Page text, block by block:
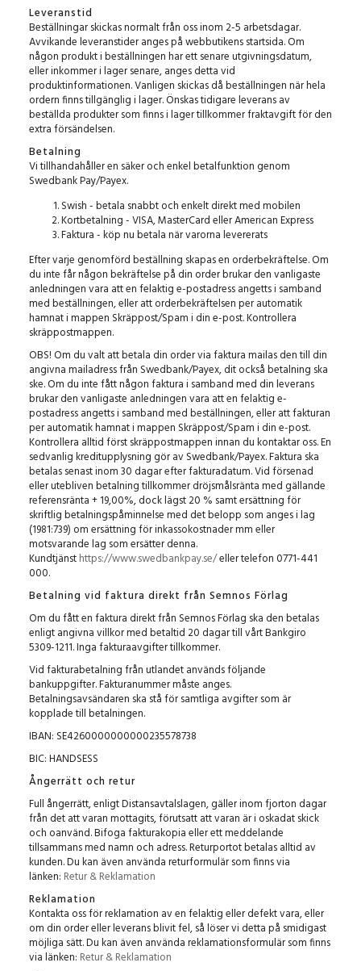
Leveranstid
Beställningar skickas normalt från oss inom 2-5 arbetsdagar.
Avvikande leveranstider anges på webbutikens startsida. Om
någon produkt i beställningen har ett senare utgivningsdatum,
eller inkommer i lager senare, anges detta vid
produktinformationen. Vanligen skickas då beställningen när hela
ordern finns tillgänglig i lager. Önskas tidigare leverans av
beställda produkter som finns i lager tillkommer fraktavgift för den
extra försändelsen.
Betalning
Vi tillhandahåller en säker och enkel betalfunktion genom
Swedbank Pay/Payex.
Swish - betala snabbt och enkelt direkt med mobilen
Kortbetalning - VISA, MasterCard eller American Express
Faktura - köp nu betala när varorna levererats
Efter varje genomförd beställning skapas en orderbekräftelse. Om
du inte får någon bekräftelse på din order brukar den vanligaste
anledningen vara att en felaktig e-postadress angetts i samband
med beställningen, eller att orderbekräftelsen per automatik
hamnat i mappen Skräppost/Spam i din e-post. Kontrollera
skräppostmappen.
OBS! Om du valt att betala din order via faktura mailas den till din
angivna mailadress från Swedbank/Payex, dit också betalning ska
ske. Om du inte fått någon faktura i samband med din leverans
brukar den vanligaste anledningen vara att en felaktig e-
postadress angetts i samband med beställningen, eller att fakturan
per automatik hamnat i mappen Skräppost/Spam i din e-post.
Kontrollera alltid först skräppostmappen innan du kontaktar oss. En
sedvanlig kreditupplysning gör av Swedbank/Payex. Faktura ska
betalas senast inom 30 dagar efter fakturadatum. Vid försenad
eller utebliven betalning tillkommer dröjsmålsränta med gällande
referensränta + 19,00%, dock lägst 20 % samt ersättning för
skriftlig betalningspåminnelse med det belopp som anges i lag
(1981:739) om ersättning för inkassokostnader mm eller
motsvarande lag som ersätter denna.
Kundtjänsthttps://www.swedbankpay.se/eller telefon 0771-441
000.
Betalning vid faktura direkt från Semnos Förlag
Om du fått en faktura direkt från Semnos Förlag ska den betalas
enligt angivna villkor med betaltid 20 dagar till vårt Bankgiro
5309-1211. Inga fakturaavgifter tillkommer.
Vid fakturabetalning från utlandet användsföljande
bankuppgifter.Fakturanummer måste anges.
Betalningsavsändaren ska stå för samtliga avgifter som är
kopplade till betalningen.
IBAN: SE4260000000000235578738
BIC: HANDSESS
Ångerrätt och retur
Full ångerrätt, enligt Distansavtalslagen, gäller inom fjorton dagar
från det att varan mottagits, förutsatt att varan är i oskadat skick
och oanvänd. Bifoga fakturakopia eller ett meddelande
tillsammans med namn och adress. Returportot betalas alltid av
kunden. Du kan även använda returformulär som finns via
länken: Retur & Reklamation
Reklamation
Kontakta oss för reklamation av en felaktig eller defekt vara, eller
om din order eller leverans blivit fel, så löser vi detta på smidigast
möjliga sätt. Du kan även använda reklamationsformulär som finns
via länken: Retur & Reklamation